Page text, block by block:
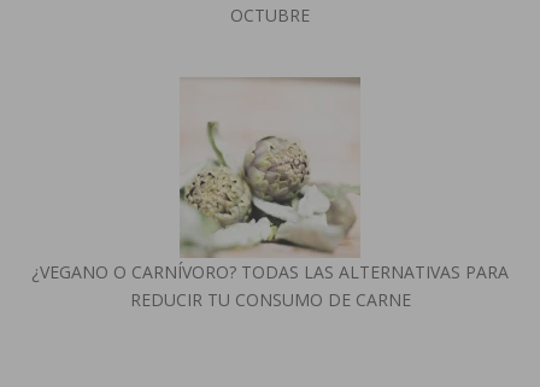
OCTUBRE
¿VEGANO O CARNÍVORO? TODAS LAS ALTERNATIVAS PARA
REDUCIR TU CONSUMO DE CARNE